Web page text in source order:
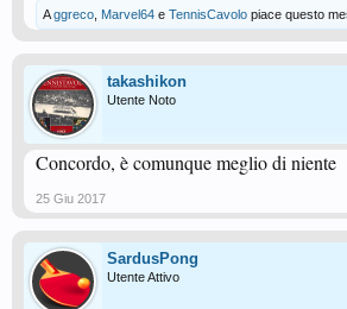
Aggreco Marvel64 e TennisCavolo piace questo
takashikon
Utente Noto
Concordo, è comunque meglio di niente
25 Giu 2017
SardusPong
Utente Attivo